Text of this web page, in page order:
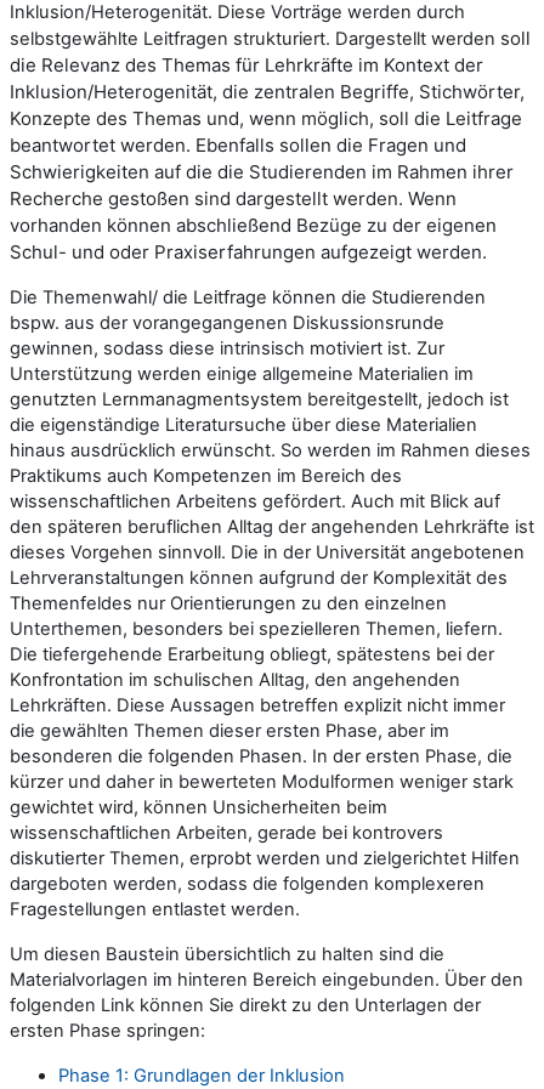
Inklusion/Heterogenität. Diese Vorträge werden durch
selbstgewählte Leitfragen strukturiert. Dargestellt werden soll
die Relevanz des Themas für Lehrkräfte im Kontext der
Inklusion/Heterogenität, die zentralen Begriffe, Stichwörter,
Konzepte des Themas und, wenn möglich, soll die Leitfrage
beantwortet werden. Ebenfalls sollen die Fragen und
Schwierigkeiten auf die die Studierenden im Rahmen ihrer
Recherche gestoßen sind dargestellt werden. Wenn
vorhanden können abschließend Bezüge zu der eigenen
Schul- und oder Praxiserfahrungen aufgezeigt werden.
Die Themenwahl/ die Leitfrage können die Studierenden
bspw. aus der vorangegangenen Diskussionsrunde
gewinnen, sodass diese intrinsisch motiviert ist. Zur
Unterstützung werden einige allgemeine Materialien im
genutzten Lernmanagmentsystem bereitgestellt, jedoch ist
die eigenständige Literatursuche über diese Materialien
hinaus ausdrücklich erwünscht. So werden im Rahmen dieses
Praktikums auch Kompetenzen im Bereich des
wissenschaftlichen Arbeitens gefördert. Auch mit Blick auf
den späteren beruflichen Alltag der angehenden Lehrkräfte ist
dieses Vorgehen sinnvoll. Die in der Universität angebotenen
Lehrveranstaltungen können aufgrund der Komplexität des
Themenfeldes nur Orientierungen zu den einzelnen
Unterthemen, besonders bei spezielleren Themen, liefern.
Die tiefergehende Erarbeitung obliegt, spätestens bei der
Konfrontation im schulischen Alltag, den angehenden
Lehrkräften. Diese Aussagen betreffen explizit nicht immer
die gewählten Themen dieser ersten Phase, aber im
besonderen die folgenden Phasen. In der ersten Phase, die
kürzer und daher in bewerteten Modulformen weniger stark
gewichtet wird, können Unsicherheiten beim
wissenschaftlichen Arbeiten, gerade bei kontrovers
diskutierter Themen, erprobt werden und zielgerichtet Hilfen
dargeboten werden, sodass die folgenden komplexeren
Fragestellungen entlastet werden.
Um diesen Baustein übersichtlich zu halten sind die
Materialvorlagen im hinteren Bereich eingebunden. Über den
folgenden Link können Sie direkt zu den Unterlagen der
ersten Phase springen:
Phase 1: Grundlagen der Inklusion